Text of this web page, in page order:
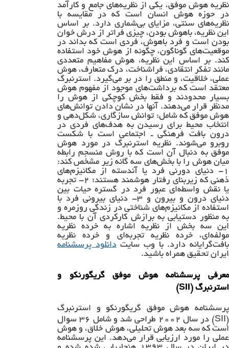
نظریه هوش موفق، یکی از نظریه‌های جامع و کارآمد
در حوزه هوش انسان است که در مقایسه با
نظریه‌های سنتی، مزایای بی‌شماری دارد. بر اساس
این نظریه، باهوش بودن، چیزی فراتر از درش خوان
بودن است و فرد باهوش، فردی است که بداند در
موقعیت‌های گوناگون، چگونه از هوش خود استفاده
کند. بر اساس این نظریه، هوش مفاهیم متعددی
مانند تفکر انتقادی، فراشناخت، درک متعارف، هوش
عملی، خلاقیت، و منطق را در بر می‌گیرد. استرنبرگ
معتقد است که برداشت‌های موجود از مفهوم هوش
بسیار محدودند و فقط بخش کوچکی از هوش را
مدنظر قرار می‌دهند. آنها در نشان دادن توانش‌های
هوش موفق که شامل: توانش سازگاری، شکل‌دهی و
انتخاب محیط برای رسیدن به هدف‌های فردی در
درون بافت فرهنگی ـ اجتماعی است با شکست
روبرو می‌شوند. نظریه استرنبرگ در مورد هوش
موفق به دنبال آن است که با روش منسجم رابطه
میان هوش را با بخش‌های سه گانه زیر مشخص کند:
۱- دنیای دورنی فرد یا آندسته از مکانیزم‌های
ذهنی که زیربنای رفتار هوشمند هستند؛ ۲- تجربه
یا نقش واسطه‌ای عبور فرد در گستره حیات بین
دنیای درون و بیرون و ۳- دنیای بیرونی فرد با
استفاده از مکانیزم‌های شناختی در زندگی روزمره و
به منظور دستیابی به برازش کارکردی آن با محیط.
این سه بخش از نظریه اشاره به خرده نظریه
مولفه‌ای، خرده نظریه تجربه‌ای و خرده نظریه
بافت‌گرایانه دارد. با وب سایتدانلود پرسشنامه
ایران تحقیق همراه باشید.
معرفی پرسشنامه هوش موفق گریگورنکو و
استرنبرگ (SII)
پرسشنامه هوش موفق گریگورنکو و استرنبرگ
(SII) در سال ۲۰۰۲ طراحی شد و شامل ۳۶ سوال
است که سه بعد هوش تحلیلی، هوش خلاق، و هوش
عملی را مورد ارزیابی قرار می‌دهد. این پرسشنامه